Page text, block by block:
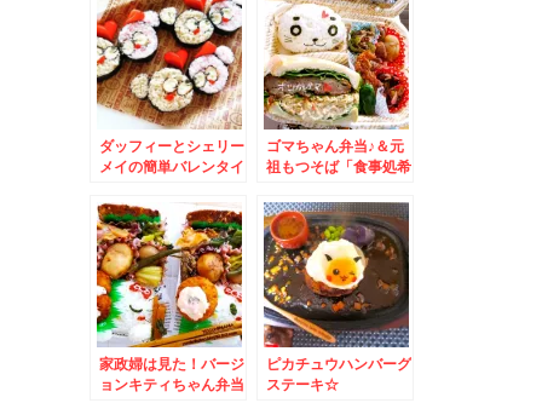
さんの「鰻」！！！
穴子天ぷらめしランチ
♪
ダッフィーとシェリー
メイの簡単バレンタイ
ゴマちゃん弁当♪＆元
祖もつそば「食事処希
ば」をいただく(*´艸
`*)
家政婦は見た！バージ
ョンキティちゃん弁当
ピカチュウハンバーグ
ステーキ☆